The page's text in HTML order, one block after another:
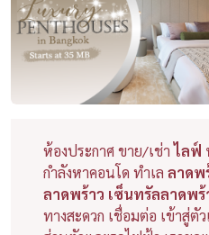
ห้องประกาศ ขาย/เช่าไลฟ์
กำลังหาคอนโด ทำเล ลาดพ
ลาดพร้าว เซ็นทรัลลาดพ
ทางสะดวก เชื่อมต่อ เข้าสู่ตั